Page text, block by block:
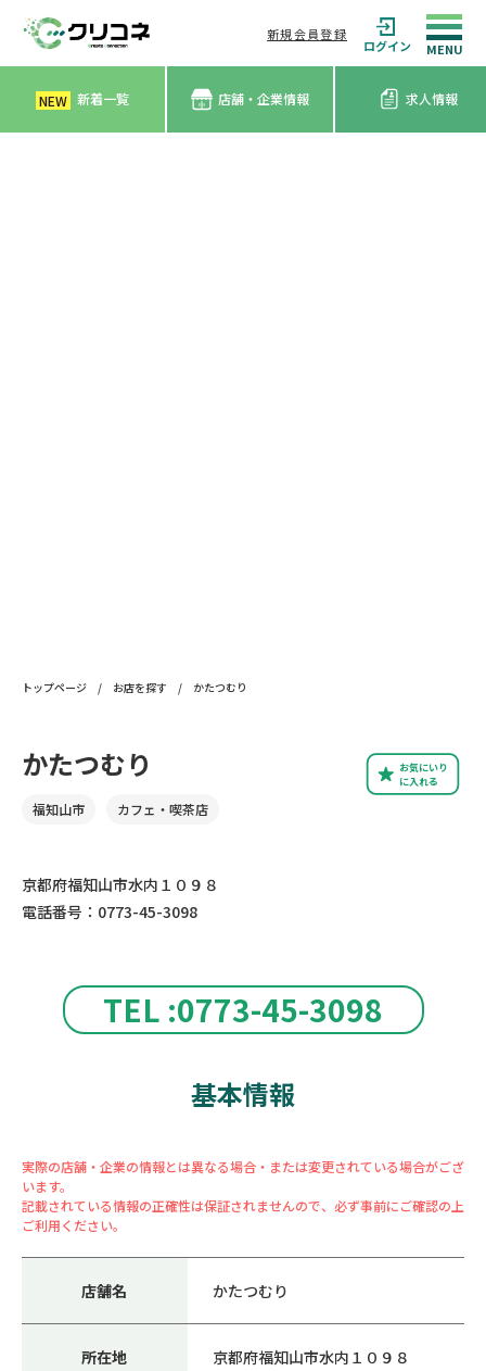
新規会員登録
ログイン
NEW 新着一覧 店舗・企業情報 求人情報
トップページ / お店を探す / かたつむり
TEL :0773-45-3098
お気にいり
に入れる
かたつむり
福知山市 カフェ・喫茶店
京都府福知山市水内１０９８
電話番号：0773-45-3098
基本情報
実際の店舗・企業の情報とは異なる場合・または変更されている場合がござ
います。
記載されている情報の正確性は保証されませんので、必ず事前にご確認の上
ご利用ください。
店舗名 かたつむり
所在地 京都府福知山市水内１０９８